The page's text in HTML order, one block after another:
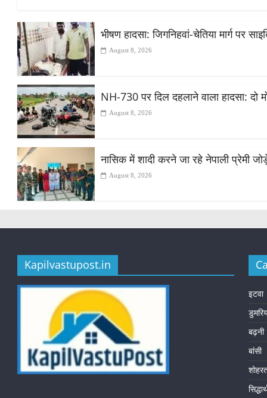
भीषण हादसा: जिगनिहवां-चेतिया मार्ग
August 8, 2026
NH-730 पर दिल दहलाने वाला हादसा: दो
August 8, 2026
नासिक में शादी करने जा रहे नेपाली प्रेमी
August 8, 2026
Kapilvastupost.in
इटवा
बढ़नी
बांसी